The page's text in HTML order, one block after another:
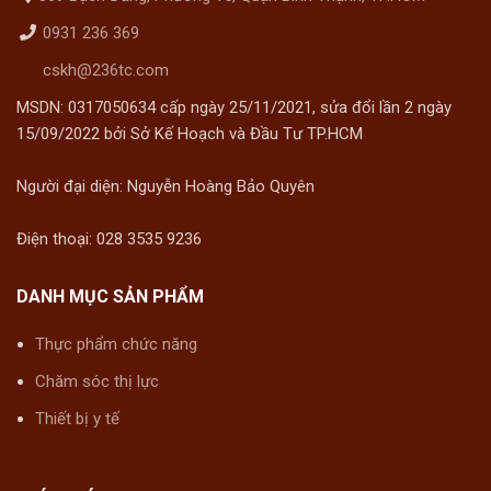
lưu thông máu, giúp dễ ngủ
0931 236 369
cskh@236tc.com
MSDN: 0317050634 cấp ngày 25/11/2021, sửa đổi lần 2 ngày
15/09/2022 bởi Sở Kế Hoạch và Đầu Tư TP.HCM
Người đại diện: Nguyễn Hoàng Bảo Quyên
Điện thoại: 028 3535 9236
DANH MỤC SẢN PHẨM
Thực phẩm chức năng
Chăm sóc thị lực
Thiết bị y tế